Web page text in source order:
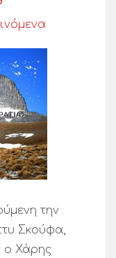
την
Σκούφα,
ο Χάρης